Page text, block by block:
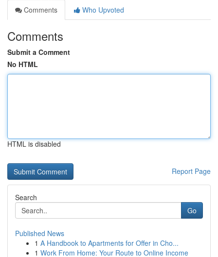
Comments
Who Upvoted
Comments
Submit a Comment
No HTML
HTML is disabled
Report Page
Search
Go
Published News
1 A Handbook to Apartments for Offer in Cho...
1 Work From Home: Your Route to Online Income